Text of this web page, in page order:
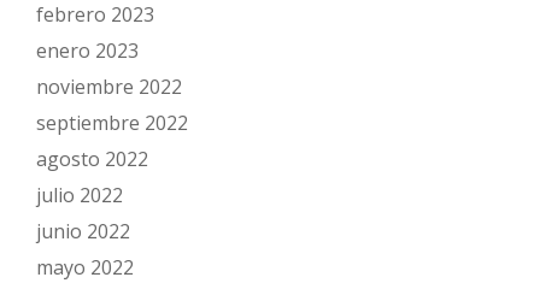
febrero 2023
enero 2023
noviembre 2022
septiembre 2022
agosto 2022
julio 2022
junio 2022
mayo 2022